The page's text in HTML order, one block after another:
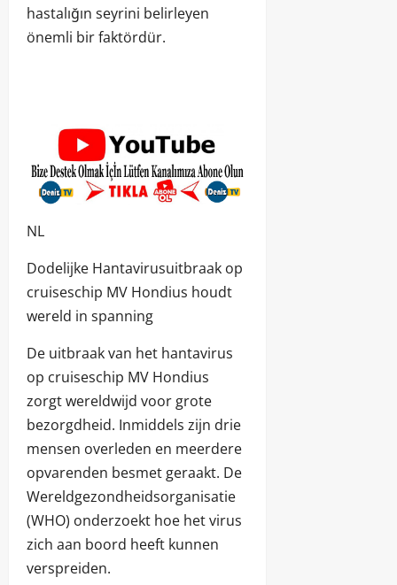
hastalığın seyrini belirleyen
önemli bir faktördür.
NL
Dodelijke Hantavirusuitbraak op
cruiseschip MV Hondius houdt
wereld in spanning
De uitbraak van het hantavirus
op cruiseschip MV Hondius
zorgt wereldwijd voor grote
bezorgdheid. Inmiddels zijn drie
mensen overleden en meerdere
opvarenden besmet geraakt. De
Wereldgezondheidsorganisatie
(WHO) onderzoekt hoe het virus
zich aan boord heeft kunnen
verspreiden.